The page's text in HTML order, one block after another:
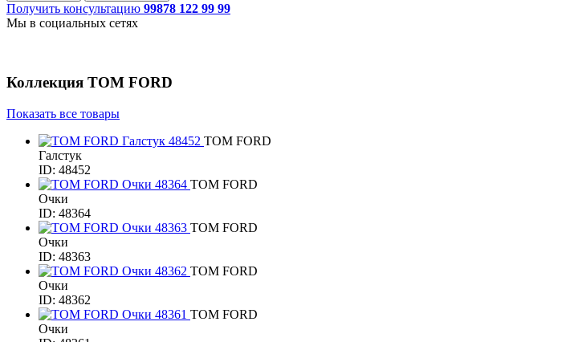
Получить консультацию 99878 122 99 99
Мы в социальных сетях
Коллекция TOM FORD
Показать все товары
TOM FORD
Галстук
ID: 48452
TOM FORD
Очки
ID: 48364
TOM FORD
Очки
ID: 48363
TOM FORD
Очки
ID: 48362
TOM FORD
Очки